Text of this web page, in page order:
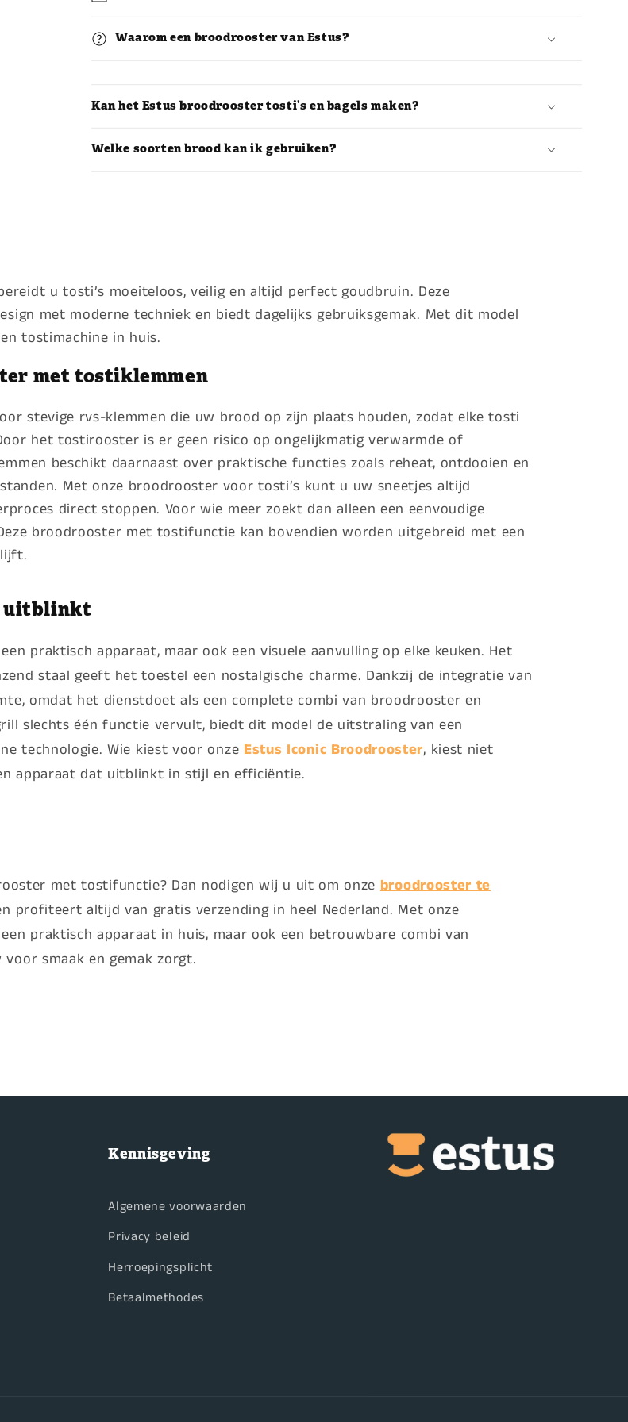
Waarom een broodrooster van Estus?
Kan het Estus broodrooster tosti’s en bagels maken?
Welke soorten brood kan ik gebruiken?
u tosti’s moeiteloos, veilig en altijd perfect goudbruin. Deze
met moderne techniek en biedt dagelijks gebruiksgemak. Met dit model
tostimachine in huis.
met tostiklemmen
stevige rvs-klemmen die uw brood op zijn plaats houden, zodat elke tosti
het tostirooster is er geen risico op ongelijkmatig verwarmde of
beschikt daarnaast over praktische functies zoals reheat, ontdooien en
Met onze broodrooster voor tosti’s kunt u uw sneetjes altijd
direct stoppen. Voor wie meer zoekt dan alleen een eenvoudige
broodrooster met tostifunctie kan bovendien worden uitgebreid met een
uitblinkt
praktisch apparaat, maar ook een visuele aanvulling op elke keuken. Het
staal geeft het toestel een nostalgische charme. Dankzij de integratie van
omdat het dienstdoet als een complete combi van broodrooster en
slechts één functie vervult, biedt dit model de uitstraling van een
technologie. Wie kiest voor onze Estus Iconic Broodrooster, kiest niet
apparaat dat uitblinkt in stijl en efficiëntie.
met tostifunctie? Dan nodigen wij u uit om onzebroodrooster te
profiteert altijd van gratis verzending in heel Nederland. Met onze
praktisch apparaat in huis, maar ook een betrouwbare combi van
smaak en gemak zorgt.
Kennisgeving
Algemene voorwaarden
Privacy beleid
Herroepingsplicht
Betaalmethodes